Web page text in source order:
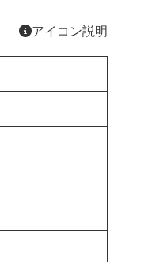
アイコン説明